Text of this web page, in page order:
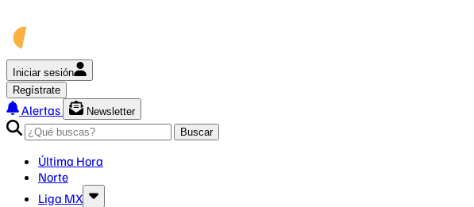
Iniciar sesión
Regístrate
Alertas
Newsletter
Buscar
Última Hora
Norte
Liga MX